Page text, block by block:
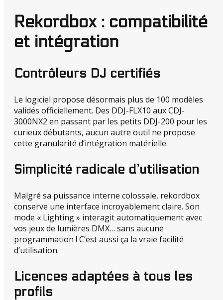
Rekordbox : compatibilité
et intégration
Contrôleurs DJ certifiés
Le logiciel propose désormais plus de 100 modèles
validés officiellement. Des DDJ-FLX10 aux CDJ-
3000NX2 en passant par les petits DDJ-200 pour les
curieux débutants, aucun autre outil ne propose
cette granularité d’intégration matérielle.
Simplicité radicale d’utilisation
Malgré sa puissance interne colossale, rekordbox
conserve une interface incroyablement claire. Son
mode « Lighting » interagit automatiquement avec
vos jeux de lumières DMX… sans aucune
programmation ! C’est aussi ça la vraie facilité
d’utilisation.
Licences adaptées à tous les
profils